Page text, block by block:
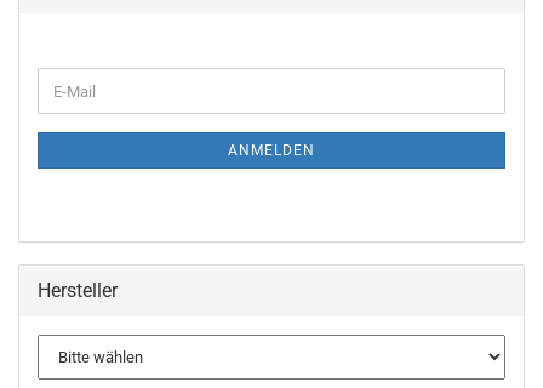
ZUR
E-
Mail
ANMELDEN
Hersteller